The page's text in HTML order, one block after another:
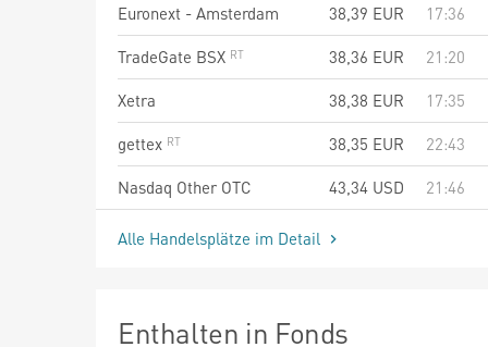
Euronext - Amsterdam
38,39 EUR
17:36
TradeGate BSX
38,36 EUR
21:20
Xetra
38,38 EUR
17:35
gettex
38,35 EUR
22:43
Nasdaq Other OTC
43,34 USD 21:46
Alle Handelsplätze im Detail
Enthalten in Fonds